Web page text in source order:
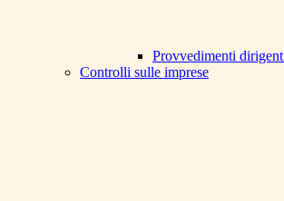
Provvedimenti
Controlli sulle imprese